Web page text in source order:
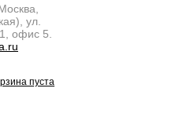
ул.
офис 5.
пуста